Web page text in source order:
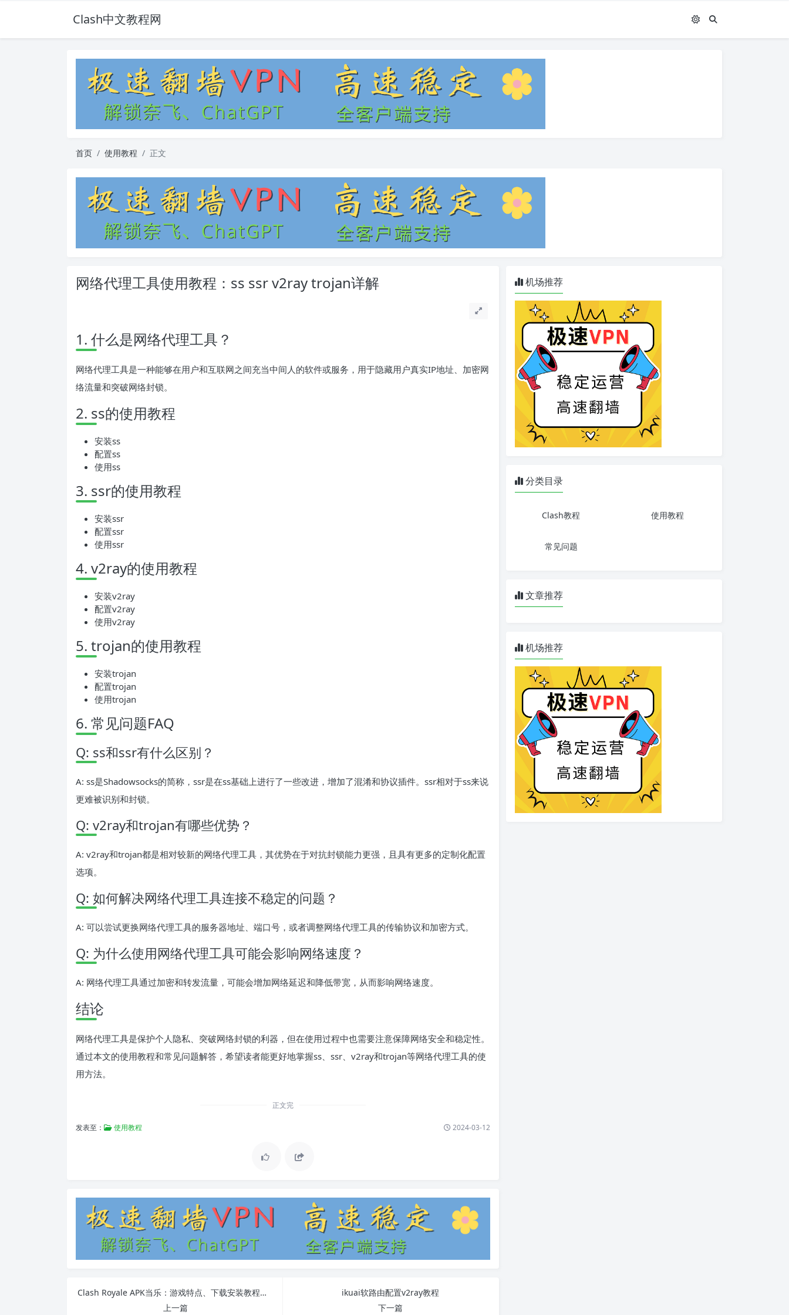
Clash中文教程网
首页 使用教程 正文
网络代理工具使用教程：ss ssr v2ray trojan详解
1. 什么是网络代理工具？
网络代理工具是一种能够在用户和互联网之间充当中间人的软件或服务，用于隐藏用户真实IP地址、加密网
络流量和突破网络封锁。
2. ss的使用教程
安装ss
配置ss
使用ss
3. ssr的使用教程
安装ssr
配置ssr
使用ssr
4. v2ray的使用教程
安装v2ray
配置v2ray
使用v2ray
5. trojan的使用教程
安装trojan
配置trojan
使用trojan
6. 常见问题FAQ
Q: ss和ssr有什么区别？
A: ss是Shadowsocks的简称，ssr是在ss基础上进行了一些改进，增加了混淆和协议插件。ssr相对于ss来说
更难被识别和封锁。
Q: v2ray和trojan有哪些优势？
A: v2ray和trojan都是相对较新的网络代理工具，其优势在于对抗封锁能力更强，且具有更多的定制化配置
选项。
Q: 如何解决网络代理工具连接不稳定的问题？
A: 可以尝试更换网络代理工具的服务器地址、端口号，或者调整网络代理工具的传输协议和加密方式。
Q: 为什么使用网络代理工具可能会影响网络速度？
A: 网络代理工具通过加密和转发流量，可能会增加网络延迟和降低带宽，从而影响网络速度。
结论
网络代理工具是保护个人隐私、突破网络封锁的利器，但在使用过程中也需要注意保障网络安全和稳定性。
通过本文的使用教程和常见问题解答，希望读者能更好地掌握ss、ssr、v2ray和trojan等网络代理工具的使
用方法。
正文完
发表至： 使用教程 2024-03-12
Clash Royale APK当乐：游戏特点、下载安装教程和常见问题解答
上一篇
ikuai软路由配置v2ray教程
下一篇
机场推荐
分类目录
Clash教程 使用教程
常见问题
文章推荐
机场推荐